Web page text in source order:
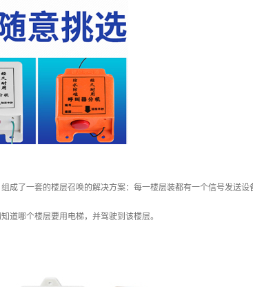
成了一套的楼层召唤的解决方案：每一楼层装都有一个信号发送设
道哪个楼层要用电梯，并驾驶到该楼层。